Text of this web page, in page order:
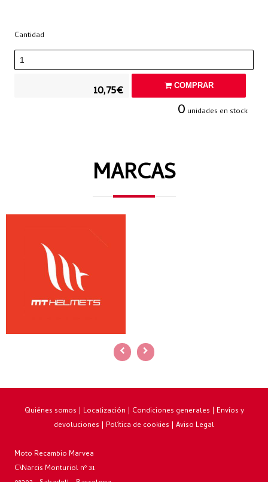
Cantidad
10,75€ COMPRAR
0 unidades en stock
MARCAS
Quiénes somos | Localización | Condiciones generales | Envíos y
devoluciones | Política de cookies | Aviso Legal
Moto Recambio Marvea
C\Narcis Monturiol nº 31